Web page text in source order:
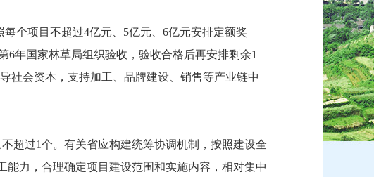
个项目不超过4亿元、5亿元、6亿元安排定额奖
年国家林草局组织验收，验收合格后再安排剩余1
社会资本，支持加工、品牌建设、销售等产业链中
超过1个。有关省应构建统筹协调机制，按照建设全
力，合理确定项目建设范围和实施内容，相对集中